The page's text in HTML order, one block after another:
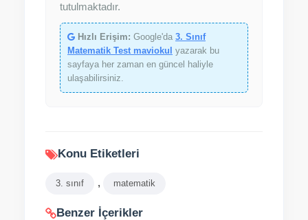
tutulmaktadır.
Hızlı Erişim: Google'da 3. Sınıf
Matematik Test maviokul yazarak bu
sayfaya her zaman en güncel haliyle
ulaşabilirsiniz.
Konu Etiketleri
3. sınıf , matematik
Benzer İçerikler